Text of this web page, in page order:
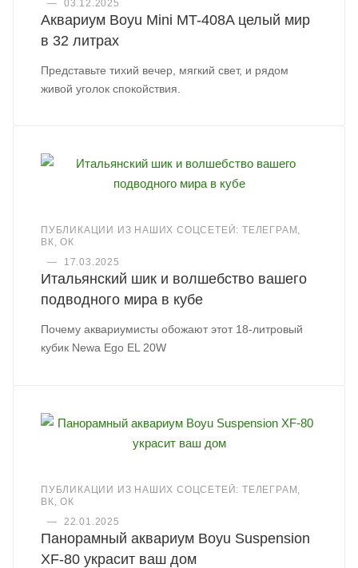
—
03.12.2025
Аквариум Boyu Mini MT-408A целый мир
в 32 литрах
Представьте тихий вечер, мягкий свет, и рядом
живой уголок спокойствия.
ПУБЛИКАЦИИ ИЗ НАШИХ СОЦСЕТЕЙ: ТЕЛЕГРАМ,
ВК, ОК
—
17.03.2025
Итальянский шик и волшебство вашего
подводного мира в кубе
Почему аквариумисты обожают этот 18-литровый
кубик Newa Ego EL 20W
ПУБЛИКАЦИИ ИЗ НАШИХ СОЦСЕТЕЙ: ТЕЛЕГРАМ,
ВК, ОК
—
22.01.2025
Панорамный аквариум Boyu Suspension
XF-80 украсит ваш дом